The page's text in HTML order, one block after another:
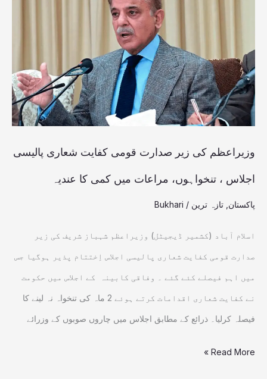
وزیراعظم کی زیر صدارت قومی کفایت شعاری پالیسی
اجلاس ، تنخواہوں، مراعات میں کمی کا عندیہ
پاکستان تازہ ترین /
Bukhari
اسلام آباد (کشمیر ڈیجیٹل) وزیراعظم شہباز شریف کی زیر
صدارت قومی کفایت شعاری پالیسی اجلاس اِختتام پذیر ہوگیا جس
میں اہم فیصلے کئے گئے ۔ وفاقی کابینہ کے اجلاس میں حکومت
نے کفایت شعاری اقدامات کرتے ہوئے 2 ماہ کی تنخواہ نہ لینے کا
فیصلہ کرلیا۔ ذرائع کے مطابق اجلاس میں چاروں صوبوں کے وزرائے
قومی
کفایت
شعاری
پالیسی
اجلاس
تنخواہوں،
مراعات
Read More »